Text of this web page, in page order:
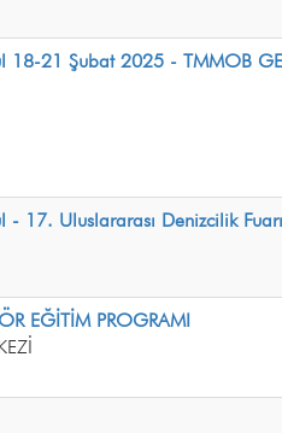
18-21 Şubat 2025 - TMMOB
17. Uluslararası Denizcilik Fuarı
EĞİTİM PROGRAMI